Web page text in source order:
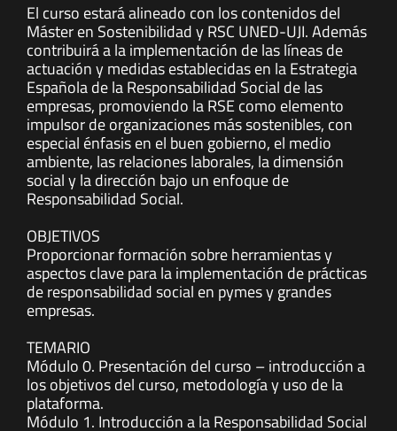
El curso estará alineado con los contenidos del
Máster en Sostenibilidad y RSC UNED-UJI. Además
contribuirá a la implementación de las líneas de
actuación y medidas establecidas en la Estrategia
Española de la Responsabilidad Social de las
empresas, promoviendo la RSE como elemento
impulsor de organizaciones más sostenibles, con
especial énfasis en el buen gobierno, el medio
ambiente, las relaciones laborales, la dimensión
social y la dirección bajo un enfoque de
Responsabilidad Social.
OBJETIVOS
Proporcionar formación sobre herramientas y
aspectos clave para la implementación de prácticas
de responsabilidad social en pymes y grandes
empresas.
TEMARIO
Módulo 0. Presentación del curso – introducción a
los objetivos del curso, metodología y uso de la
plataforma.
Módulo 1. Introducción a la Responsabilidad Social